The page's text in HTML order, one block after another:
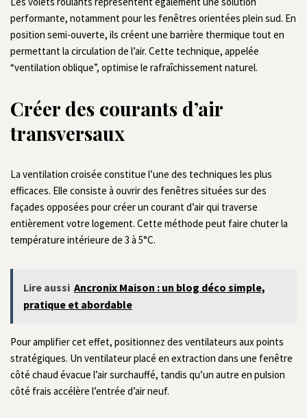
performante, notamment pour les fenêtres orientées plein sud. En
position semi-ouverte, ils créent une barrière thermique tout en
permettant la circulation de l’air. Cette technique, appelée
“ventilation oblique”, optimise le rafraîchissement naturel.
Créer des courants d’air
transversaux
La ventilation croisée constitue l’une des techniques les plus
efficaces. Elle consiste à ouvrir des fenêtres situées sur des
façades opposées pour créer un courant d’air qui traverse
entièrement votre logement. Cette méthode peut faire chuter la
température intérieure de 3 à 5°C.
Lire aussi Ancronix Maison : un blog déco simple,
pratique et abordable
Pour amplifier cet effet, positionnez des ventilateurs aux points
stratégiques. Un ventilateur placé en extraction dans une fenêtre
côté chaud évacue l’air surchauffé, tandis qu’un autre en pulsion
côté frais accélère l’entrée d’air neuf.